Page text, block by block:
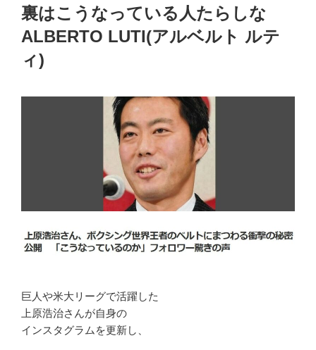
稿
日:
裏はこうなっている人たらしな
ALBERTO LUTI(アルベルト ルテ
ィ)
巨人や米大リーグで活躍した
上原浩治さんが自身の
インスタグラムを更新し、